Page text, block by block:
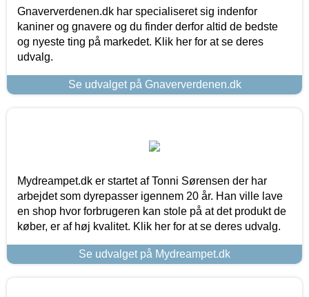
Gnaververdenen.dk har specialiseret sig indenfor
kaniner og gnavere og du finder derfor altid de bedste
og nyeste ting på markedet. Klik her for at se deres
udvalg.
Se udvalget på Gnaververdenen.dk
Mydreampet.dk er startet af Tonni Sørensen der har
arbejdet som dyrepasser igennem 20 år. Han ville lave
en shop hvor forbrugeren kan stole på at det produkt de
køber, er af høj kvalitet. Klik her for at se deres udvalg.
Se udvalget på Mydreampet.dk